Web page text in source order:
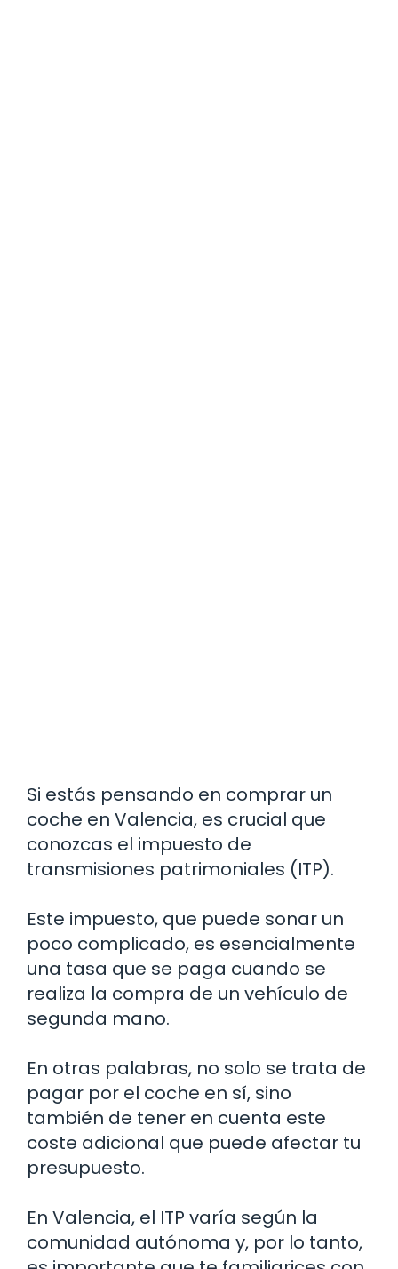
Si estás pensando en comprar un
coche en Valencia, es crucial que
conozcas el impuesto de
transmisiones patrimoniales (ITP).
Este impuesto, que puede sonar un
poco complicado, es esencialmente
una tasa que se paga cuando se
realiza la compra de un vehículo de
segunda mano.
En otras palabras, no solo se trata de
pagar por el coche en sí, sino
también de tener en cuenta este
coste adicional que puede afectar tu
presupuesto.
En Valencia, el ITP varía según la
comunidad autónoma y, por lo tanto,